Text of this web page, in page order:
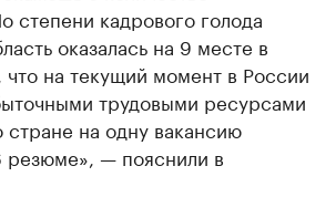
степени кадрового голода
оказалась на 9 месте в
на текущий момент в России
трудовыми ресурсами
стране на одну вакансию
резюме», — пояснили в